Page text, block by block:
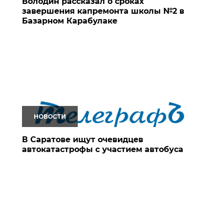
завершения капремонта школы №2 в
Базарном Карабулаке
НОВОСТИ
В Саратове ищут очевидцев
автокатастрофы с участием автобуса